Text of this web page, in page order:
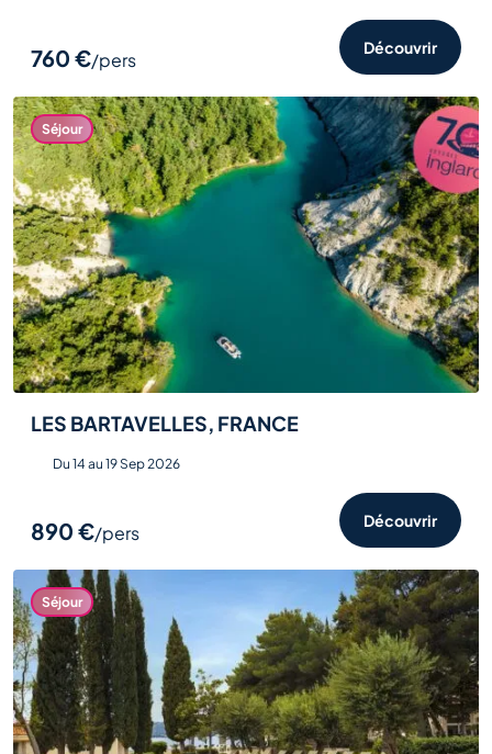
760 €/pers
Découvrir
Séjour
LES BARTAVELLES, FRANCE
Du 14 au 19 Sep 2026
890 €/pers
Découvrir
Séjour